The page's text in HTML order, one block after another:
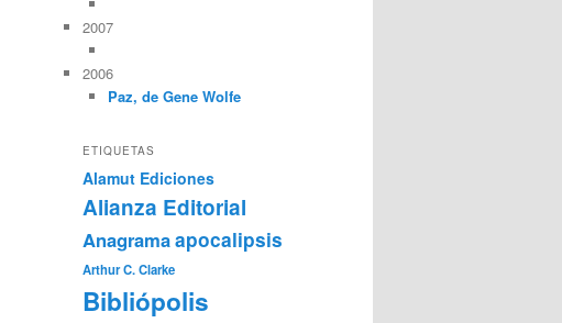
2007
2006
Paz, de Gene Wolfe
ETIQUETAS
Alamut Ediciones
Alianza Editorial
Anagramaapocalipsis
Arthur C. Clarke
Bibliópolis